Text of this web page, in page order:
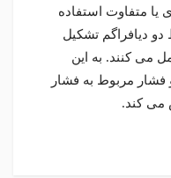
یا متفاوت استفاده
دیافراگم تشکیل
کنند. به این
فشار مربوط به فشار
می کند.